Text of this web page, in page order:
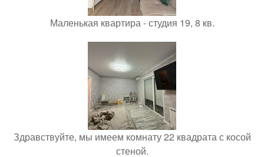
Маленькая квартира - студия 19, 8 кв.
Здравствуйте, мы имеем комнату 22 квадрата с косой
стеной.